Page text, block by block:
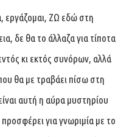
ΖΩ εδώ στη
δε θα το άλλαζα για τίποτα
κι εκτός συνόρων, αλλά
θα με τραβάει πίσω στη
αυτή η αύρα μυστηρίου
για γνωριμία με το